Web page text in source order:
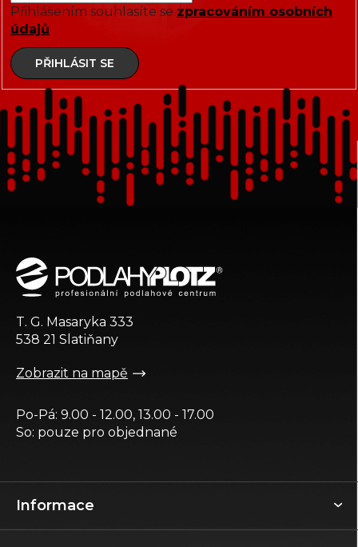
Přihlášením souhlasíte se zpracováním osobních
údajů
PŘIHLÁSIT SE
Informace
T. G. Masaryka 333
538 21 Slatiňany
Zobrazit na mapě
Po-Pá: 9.00 - 12.00, 13.00 - 17.00
So: pouze pro objednané